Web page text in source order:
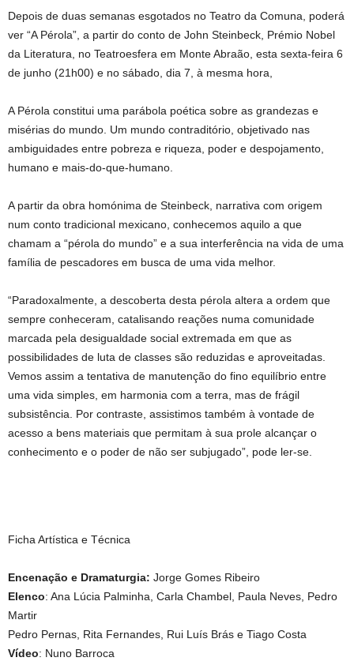
Depois de duas semanas esgotados no Teatro da Comuna, poderá
ver “A Pérola”, a partir do conto de John Steinbeck, Prémio Nobel
da Literatura, no Teatroesfera em Monte Abraão, esta sexta-feira 6
de junho (21h00) e no sábado, dia 7, à mesma hora,
A Pérola constitui uma parábola poética sobre as grandezas e
misérias do mundo. Um mundo contraditório, objetivado nas
ambiguidades entre pobreza e riqueza, poder e despojamento,
humano e mais-do-que-humano.
A partir da obra homónima de Steinbeck, narrativa com origem
num conto tradicional mexicano, conhecemos aquilo a que
chamam a “pérola do mundo” e a sua interferência na vida de uma
família de pescadores em busca de uma vida melhor.
“Paradoxalmente, a descoberta desta pérola altera a ordem que
sempre conheceram, catalisando reações numa comunidade
marcada pela desigualdade social extremada em que as
possibilidades de luta de classes são reduzidas e aproveitadas.
Vemos assim a tentativa de manutenção do fino equilíbrio entre
uma vida simples, em harmonia com a terra, mas de frágil
subsistência. Por contraste, assistimos também à vontade de
acesso a bens materiais que permitam à sua prole alcançar o
conhecimento e o poder de não ser subjugado”, pode ler-se.
Ficha Artística e Técnica
Encenação e Dramaturgia: Jorge Gomes Ribeiro
Elenco: Ana Lúcia Palminha, Carla Chambel, Paula Neves, Pedro
Martir
Pedro Pernas, Rita Fernandes, Rui Luís Brás e Tiago Costa
Vídeo: Nuno Barroca